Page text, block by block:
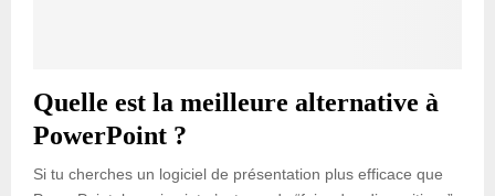
Quelle est la meilleure alternative à
PowerPoint ?
Si tu cherches un logiciel de présentation plus efficace que